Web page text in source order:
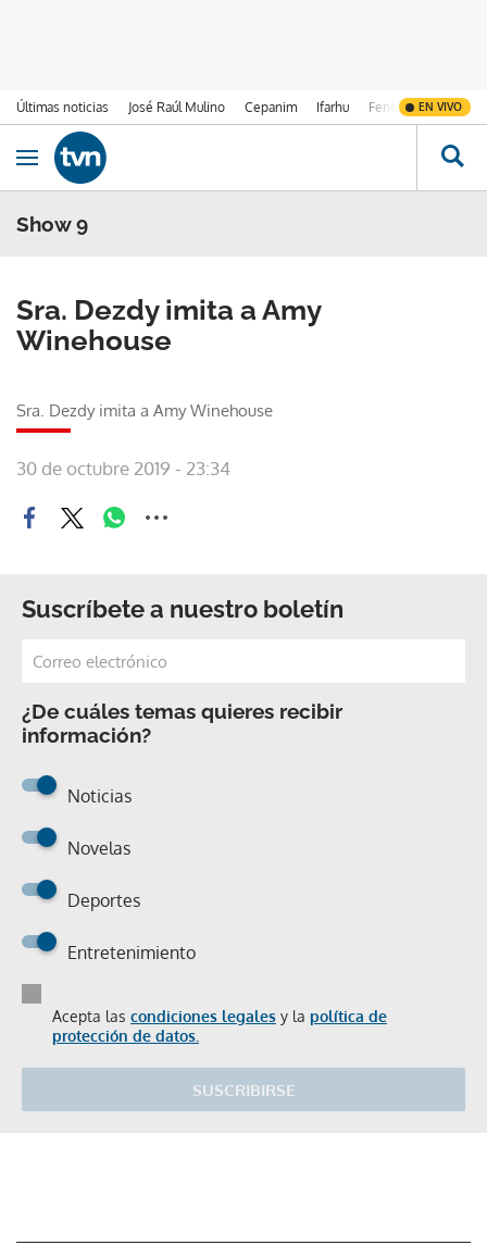
Últimas noticias José Raúl Mulino Cepanim Ifarhu Fenómeno de El
EN VIVO
Ir al contenido
Obrir navegació
Show 9
Sra. Dezdy imita a Amy
Winehouse
Sra. Dezdy imita a Amy Winehouse
30 de octubre 2019 - 23:34
Suscríbete a nuestro boletín
¿De cuáles temas quieres recibir
información?
Noticias
Novelas
Deportes
Entretenimiento
Acepta las condiciones legales y la política de
protección de datos.
SUSCRIBIRSE